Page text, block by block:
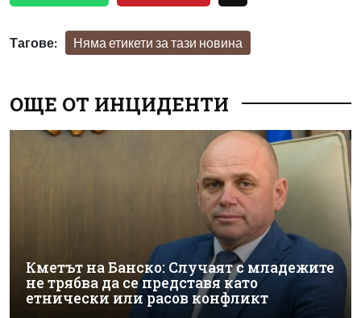
Тагове: Няма етикети за тази новина
ОЩЕ ОТ ИНЦИДЕНТИ
Кметът на Банско: Случаят с младежите
не трябва да се представя като
етнически или расов конфликт